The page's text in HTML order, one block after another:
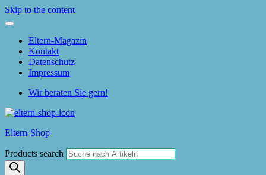
Skip to the content
Eltern-Magazin
Kontakt
Datenschutz
Impressum
Wir beraten Sie gern!
Eltern-Shop
Products search